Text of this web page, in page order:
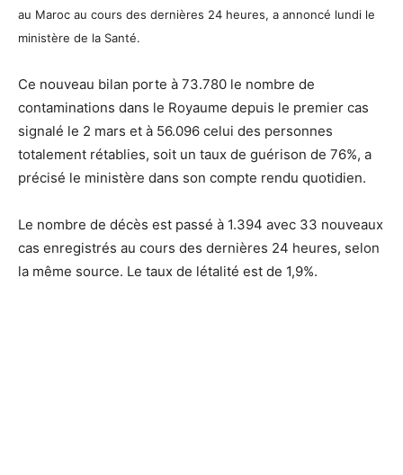
au Maroc au cours des dernières 24 heures, a annoncé lundi le
ministère de la Santé.
Ce nouveau bilan porte à 73.780 le nombre de
contaminations dans le Royaume depuis le premier cas
signalé le 2 mars et à 56.096 celui des personnes
totalement rétablies, soit un taux de guérison de 76%, a
précisé le ministère dans son compte rendu quotidien.
Le nombre de décès est passé à 1.394 avec 33 nouveaux
cas enregistrés au cours des dernières 24 heures, selon
la même source. Le taux de létalité est de 1,9%.